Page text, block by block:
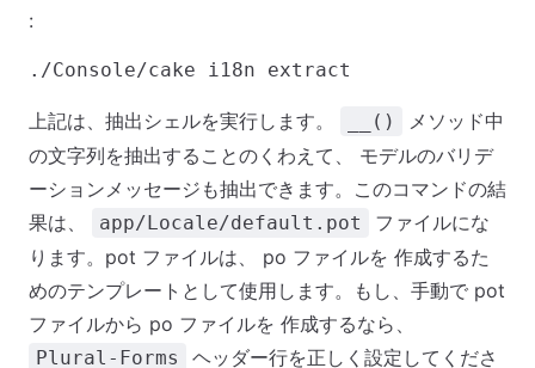
:
上記は、抽出シェルを実行します。 __()
メソッド中
の文字列を抽出することのくわえて、 モデルのバリデ
ーションメッセージも抽出できます。このコマンドの結
果は、
app/Locale/default.pot
ファイルにな
ります。pot ファイルは、 po ファイルを 作成するた
めのテンプレートとして使用します。もし、手動で pot
ファイルから po ファイルを 作成するなら、
Plural-Forms
ヘッダー行を正しく設定してくださ